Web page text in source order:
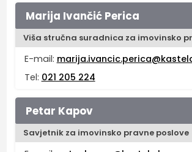
Marija Ivančić Perica
Viša stručna suradnica za imovinsko
E-mail:
Tel: 021 205 224
Petar Kapov
Savjetnik za imovinsko pravne poslove